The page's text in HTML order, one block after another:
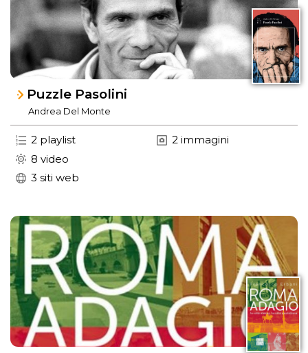
Puzzle Pasolini
Andrea Del Monte
2 playlist
8 video
3 siti web
2 immagini